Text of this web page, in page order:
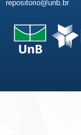
repositorio@unb.br